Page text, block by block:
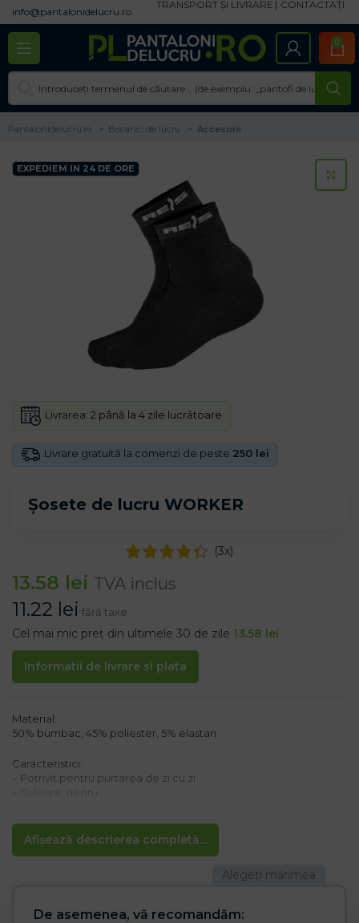
info@pantalonidelucru.ro
TRANSPORT ȘI LIVRARE CONTACTAȚI
0
Pantalonidelucru.ro Bocanci de lucru Accesorii
EXPEDIEM IN 24 DE ORE
Șosete de lucru WORKER
Livrare gratuită la comenzi de peste 250 lei
Livrarea: 2 până la 4 zile lucrătoare
(3x)
13.58 lei TVA inclus
11.22 lei fără taxe
Cel mai mic preț din ultimele 30 de zile 13.58 lei
Informatii de livrare si plata
Afișează descrierea completă...
Material:
50% bumbac, 45% poliester, 5% elastan
Caracteristici:
– Potrivit pentru purtarea de zi cu zi
Mărime universală 40 – 46
De asemenea, vă recomandăm: